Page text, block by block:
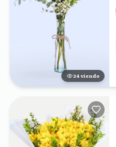
23 viendo